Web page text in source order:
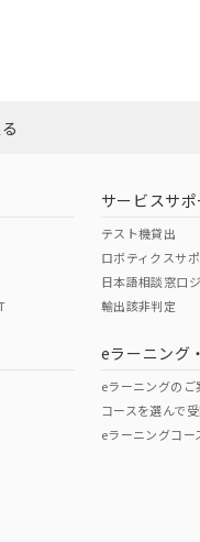
。
この製品の規格認証/適合
はこちらのページからご
サービスサポ
テスト機貸出
ロボティクスサ
日本語相談窓口
輸出該非判定
eラーニング
eラーニングのご
コースを選んで
eラーニングコー